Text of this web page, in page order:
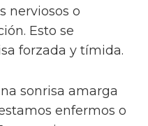
nerviosos o
Esto se
forzada y tímida.
sonrisa amarga
enfermos o